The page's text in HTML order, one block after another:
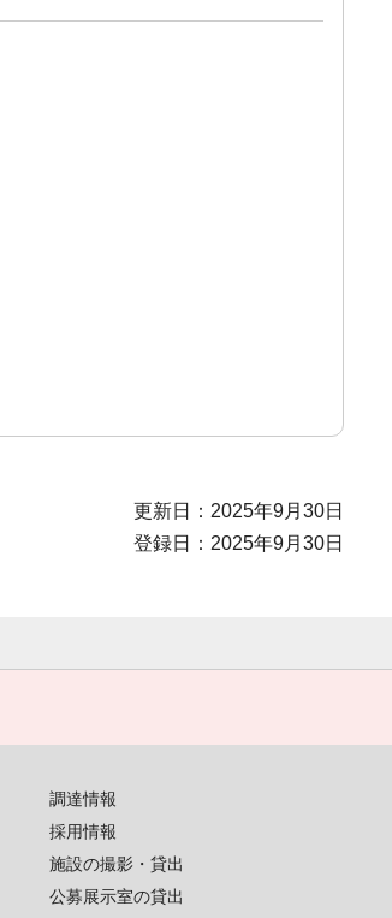
更新日：2025年9月30日
登録日：2025年9月30日
調達情報
採用情報
施設の撮影・貸出
公募展示室の貸出